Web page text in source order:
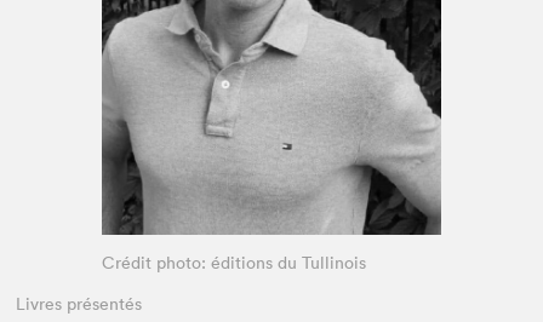
Espace médias
Crédit photo: éditions du Tullinois
Livres présentés